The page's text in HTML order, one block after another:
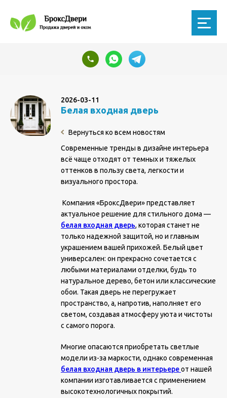
2026-03-11
Белая входная дверь
Вернуться ко всем новостям
Современные тренды в дизайне интерьера
всё чаще отходят от темных и тяжелых
оттенков в пользу света, легкости и
визуального простора.
Компания «БроксДвери» представляет
актуальное решение для стильного дома —
белая входная дверь, которая станет не
только надежной защитой, но и главным
украшением вашей прихожей. Белый цвет
универсален: он прекрасно сочетается с
любыми материалами отделки, будь то
натуральное дерево, бетон или классические
обои. Такая дверь не перегружает
пространство, а, напротив, наполняет его
светом, создавая атмосферу уюта и чистоты
с самого порога.
Многие опасаются приобретать светлые
модели из-за маркости, однако современная
белая входная дверь в интерьереот нашей
компании изготавливается с применением
высокотехнологичных покрытий.